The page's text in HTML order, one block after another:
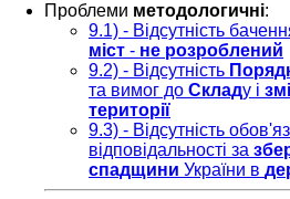
Проблеми методологичні:
9.1) - Відсутність
міст - не розроблений
9.2) - Відсутність
та вимог до Складу і
території
9.3) - Відсутність
відповідальності за
спадщини України в